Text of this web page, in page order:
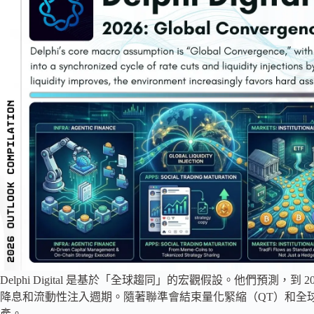
Delphi Digital 是基於「全球趨同」的宏觀假設。他們預測，到
降息和流動性注入週期。隨著聯準會結束量化緊縮（QT）和